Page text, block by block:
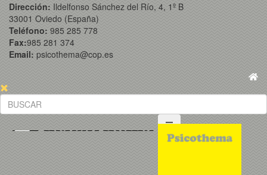
Dirección: Ildelfonso Sánchez del Río, 4, 1º B
33001 Oviedo (España)
Teléfono: 985 285 778
Fax:985 281 374
Email: psicothema@cop.es